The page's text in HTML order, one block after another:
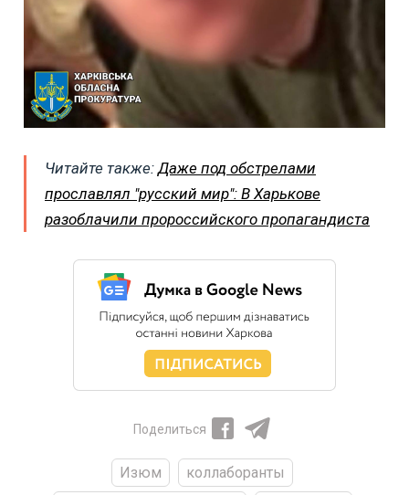
Читайте также: Даже под обстрелами
прославлял "русский мир": В Харькове
разоблачили пророссийского пропагандиста
Поделиться
Изюм
коллаборанты